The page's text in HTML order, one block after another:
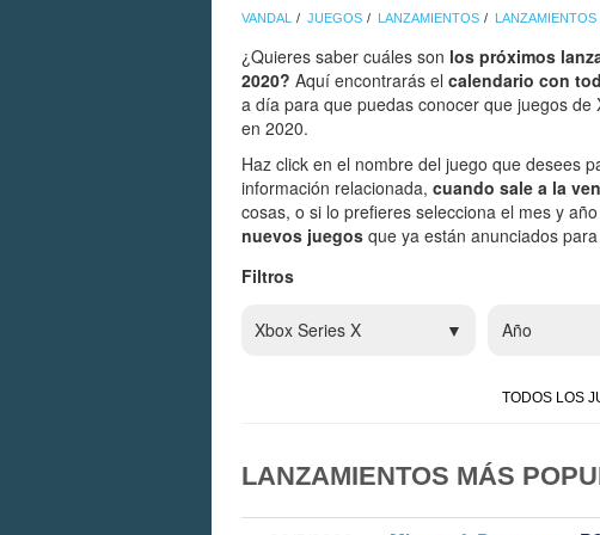
VANDAL JUEGOS LANZAMIENTOS LANZAMIENTOS
¿Quieres saber cuáles son los próximos
2020? Aquí encontrarás el calendario con
a día para que puedas conocer que juegos
en 2020.
Haz click en el nombre del juego que desees
información relacionada, cuando sale a la
cosas, o si lo prefieres selecciona el mes y
nuevos juegos que ya están anunciados
Filtros
Xbox Series X Año
TODOS LOS
LANZAMIENTOS MÁS